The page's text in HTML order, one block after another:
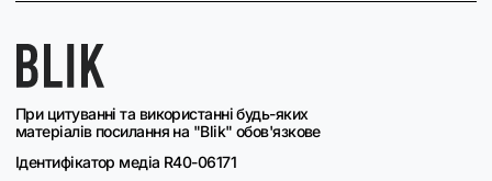
При цитуванні та використанні будь-яких
матеріалів посилання на "Blik" обов'язкове
Ідентифікатор медіа R40-06171